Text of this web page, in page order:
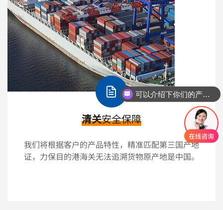
清关安全保障
我们将根据客户的产品特性，精准匹配第三国产地
证，力保目的港海关无法追溯货物原产地是中国。
你们是怎么收费的呢？